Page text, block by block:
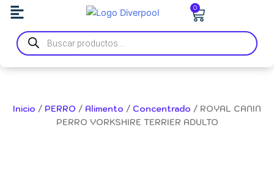
contenido
0
Carrito
Búsqueda
de
productos
Inicio / PERRO / Alimento / Concentrado / ROYAL CANIN
PERRO YORKSHIRE TERRIER ADULTO